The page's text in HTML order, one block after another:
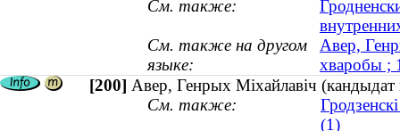
См. также:
См. также на другом
языке:
Авер,
хваробы ;
[200] Авер, Генрых Міхайлавіч
См. также:
(1)